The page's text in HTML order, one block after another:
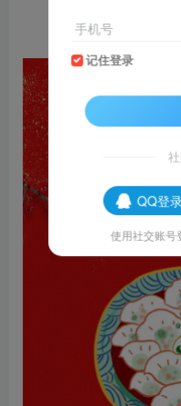
手机号
记住登录
QQ登
使用社交账号